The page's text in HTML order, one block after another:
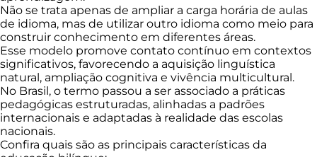
Não se trata apenas de ampliar a carga horária de aulas
de idioma, mas de utilizar outro idioma como meio para
construir conhecimento em diferentes áreas.
Esse modelo promove contato contínuo em contextos
significativos, favorecendo a aquisição linguística
natural, ampliação cognitiva e vivência multicultural.
No Brasil, o termo passou a ser associado a práticas
pedagógicas estruturadas, alinhadas a padrões
internacionais e adaptadas à realidade das escolas
nacionais.
Confira quais são as principais características da